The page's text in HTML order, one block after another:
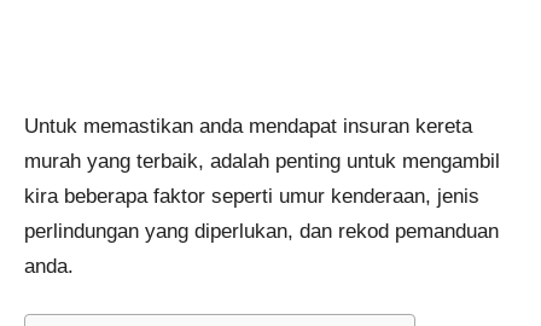
Untuk memastikan anda mendapat insuran kereta
murah yang terbaik, adalah penting untuk mengambil
kira beberapa faktor seperti umur kenderaan, jenis
perlindungan yang diperlukan, dan rekod pemanduan
anda.